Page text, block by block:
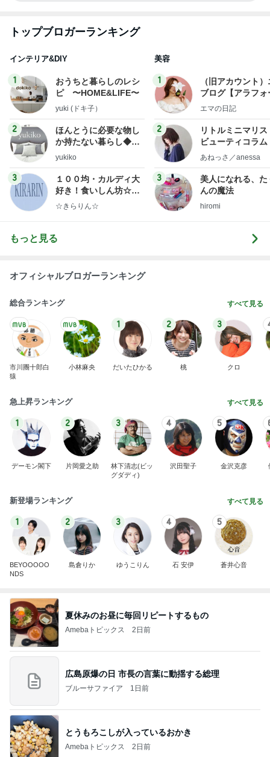
トップブロガーランキング
インテリア&DIY
1
おうちと暮らしのレシ
ピ 〜HOME&LIFE〜
yuki (ドキ子）
2
ほんとうに必要な物し
か持たない暮らし◆Ke
ep Life Simple◆〜イ
yukiko
3
１００均・カルディ大
好き！食いしん坊☆き
らりん☆のブログ
☆きらりん☆
美容
1
（旧アカウント
ブログ【アラフォ
社売却セカンドラ
エマの日記
2
リトルミニマリス
ビューティコラ
little
あねっさ／anessa
3
美人になれる、た
んの魔法
hiromi
もっと見る
オフィシャルブロガーランキング
総合ランキング すべて見る
市川團十郎白
猿
小林麻央
1
だいたひかる
2
桃
3
クロ
急上昇ランキング すべて見る
1
デーモン閣下
2
片岡愛之助
3
林下清志(ビッ
グダディ)
4
沢田聖子
5
金沢克彦
新登場ランキング すべて見る
1
BEYOOOOO
NDS
2
島倉りか
3
ゆうこりん
4
石 安伊
5
蒼井心音
夏休みのお昼に毎回リピートするもの
Amebaトピックス 2日前
広島原爆の日 市長の言葉に動揺する総理
ブルーサファイア 1日前
とうもろこしが入っているおかき
Amebaトピックス 2日前